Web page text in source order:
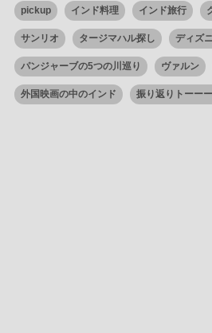
pickup インド料理 インド旅行
サンリオ タージマハル探し ディズ
パンジャーブの5つの川巡り ヴァルン
外国映画の中のインド 振り返りトーー